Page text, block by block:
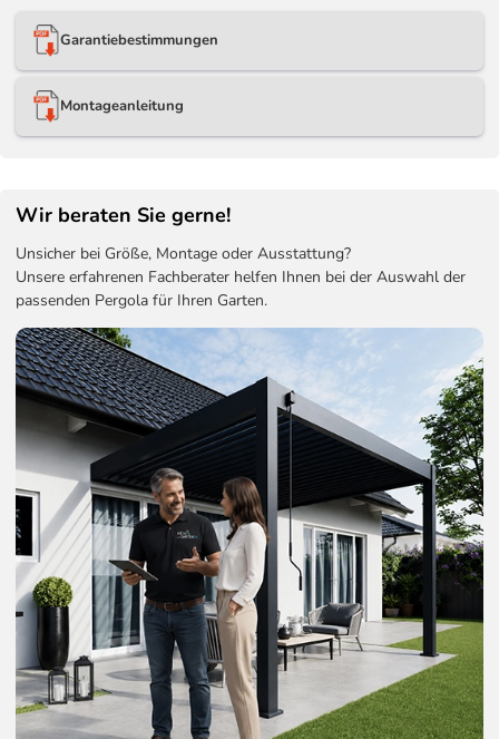
Garantiebestimmungen
Montageanleitung
Wir beraten Sie gerne!
Unsicher bei Größe, Montage oder Ausstattung?
Unsere erfahrenen Fachberater helfen Ihnen bei der Auswahl der
passenden Pergola für Ihren Garten.